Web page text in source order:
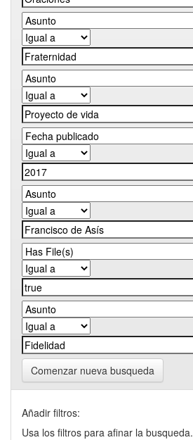
Comenzar nueva busqueda
Añadir filtros:
Usa los filtros para afinar la busqueda.